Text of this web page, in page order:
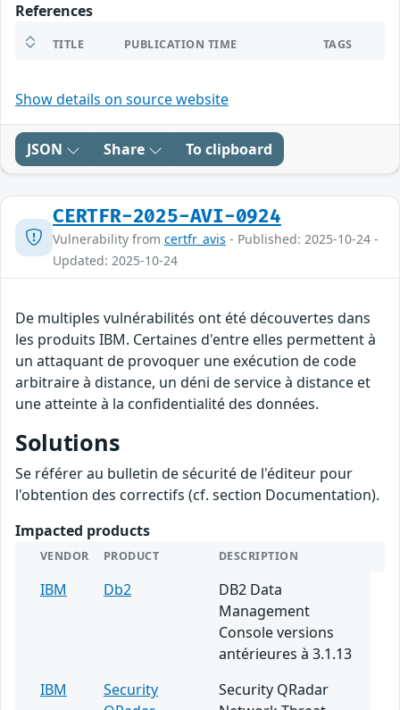
References
TITLE PUBLICATION TIME TAGS
Show details on source website
JSON Share To clipboard
CERTFR-2025-AVI-0924
Vulnerability from certfr_avis - Published: 2025-10-24 -
Updated: 2025-10-24
De multiples vulnérabilités ont été découvertes dans
les produits IBM. Certaines d'entre elles permettent à
un attaquant de provoquer une exécution de code
arbitraire à distance, un déni de service à distance et
une atteinte à la confidentialité des données.
Solutions
Se référer au bulletin de sécurité de l'éditeur pour
l'obtention des correctifs (cf. section Documentation).
Impacted products
VENDOR PRODUCT DESCRIPTION
IBM Db2
DB2 Data
Management
Console versions
antérieures à 3.1.13
IBM
Security
Security QRadar